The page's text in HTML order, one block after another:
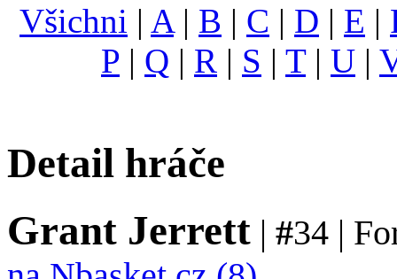
Všichni | A| B | C | D | E |
P | Q | R | S | T| U |
Detail hráče
Grant Jerrett | #34 |